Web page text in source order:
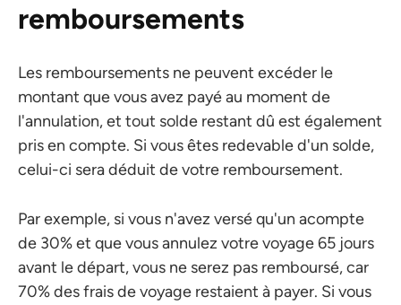
remboursements
Les remboursements ne peuvent excéder le
montant que vous avez payé au moment de
l'annulation, et tout solde restant dû est également
pris en compte. Si vous êtes redevable d'un solde,
celui-ci sera déduit de votre remboursement.
Par exemple, si vous n'avez versé qu'un acompte
de 30% et que vous annulez votre voyage 65 jours
avant le départ, vous ne serez pas remboursé, car
70% des frais de voyage restaient à payer. Si vous